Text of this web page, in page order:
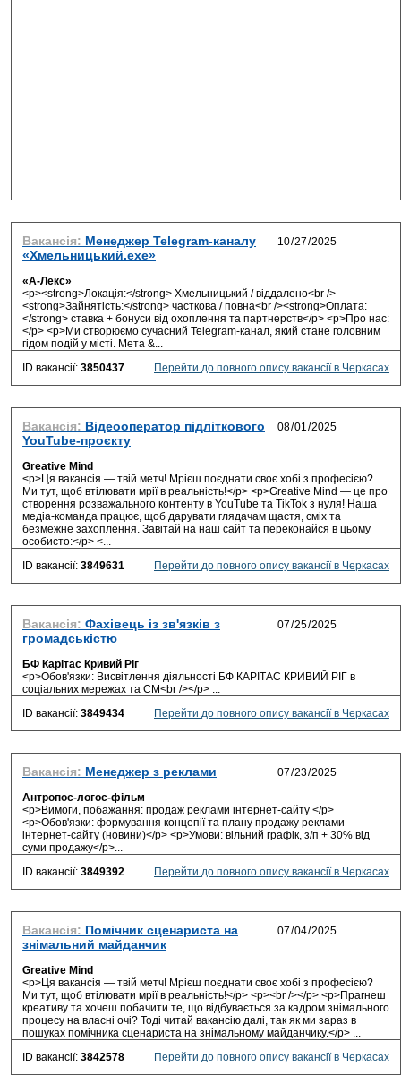
Вакансія: Менеджер Telegram-каналу
«Хмельницький.exe»
«А-Лекс»
<p><strong>Локація:</strong> Хмельницький / віддалено<br />
<strong>Зайнятість:</strong> часткова / повна<br /><strong>Оплата:
</strong> ставка + бонуси від охоплення та партнерств</p> <p>Про нас:
</p> <p>Ми створюємо сучасний Telegram-канал, який стане головним
гідом подій у місті. Мета &...
ID вакансії: 3850437 Перейти до повного опису вакансії в Черкасах
Вакансія: Відеооператор підліткового
YouTube-проєкту
Greative Mind
<p>Ця вакансія — твій метч! Мрієш поєднати своє хобі з професією?
Ми тут, щоб втілювати мрії в реальність!</p> <p>Greative Mind — це про
створення розважального контенту в YouTube та TikTok з нуля! Наша
медіа-команда працює, щоб дарувати глядачам щастя, сміх та
безмежне захоплення. Завітай на наш сайт та переконайся в цьому
особисто:</p> <...
ID вакансії: 3849631 Перейти до повного опису вакансії в Черкасах
Вакансія: Фахівець із зв'язків з
громадськістю
БФ Карітас Кривий Ріг
<p>Обов'язки: Висвітлення діяльності БФ КАРІТАС КРИВИЙ РІГ в
соціальних мережах та СМ<br /></p> ...
ID вакансії: 3849434 Перейти до повного опису вакансії в Черкасах
Вакансія: Менеджер з реклами
Антропос-логос-фільм
<p>Вимоги, побажання: продаж реклами інтернет-сайту </p>
<p>Обов'язки: формування концепії та плану продажу реклами
інтернет-сайту (новини)</p> <p>Умови: вільний графік, з/п + 30% від
суми продажу</p>...
ID вакансії: 3849392 Перейти до повного опису вакансії в Черкасах
Вакансія: Помічник сценариста на
знімальний майданчик
Greative Mind
<p>Ця вакансія — твій метч! Мрієш поєднати своє хобі з професією?
Ми тут, щоб втілювати мрії в реальність!</p> <p><br /></p> <p>Прагнеш
креативу та хочеш побачити те, що відбувається за кадром знімального
процесу на власні очі? Тоді читай вакансію далі, так як ми зараз в
пошуках помічника сценариста на знімальному майданчику.</p> ...
ID вакансії: 3842578 Перейти до повного опису вакансії в Черкасах